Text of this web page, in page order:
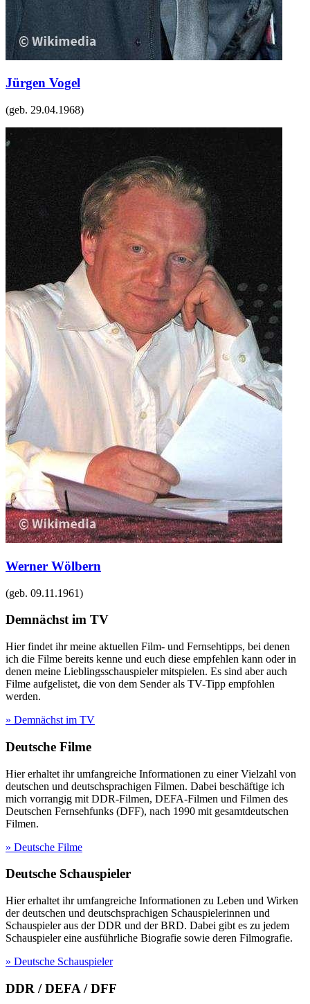
Jürgen Vogel
(geb. 29.04.1968)
Werner Wölbern
(geb. 09.11.1961)
Demnächst im TV
Hier findet ihr meine aktuellen Film- und Fernsehtipps, bei denen
ich die Filme bereits kenne und euch diese empfehlen kann oder in
denen meine Lieblingsschauspieler mitspielen. Es sind aber auch
Filme aufgelistet, die von dem Sender als TV-Tipp empfohlen
werden.
» Demnächst im TV
Deutsche Filme
Hier erhaltet ihr umfangreiche Informationen zu einer Vielzahl von
deutschen und deutschsprachigen Filmen. Dabei beschäftige ich
mich vorrangig mit DDR-Filmen, DEFA-Filmen und Filmen des
Deutschen Fernsehfunks (DFF), nach 1990 mit gesamtdeutschen
Filmen.
» Deutsche Filme
Deutsche Schauspieler
Hier erhaltet ihr umfangreiche Informationen zu Leben und Wirken
der deutschen und deutschsprachigen Schauspielerinnen und
Schauspieler aus der DDR und der BRD. Dabei gibt es zu jedem
Schauspieler eine ausführliche Biografie sowie deren Filmografie.
» Deutsche Schauspieler
DDR / DEFA / DFF